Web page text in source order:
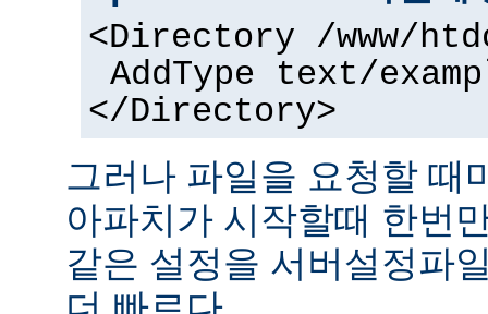
<Directory /www/
AddType text/
</Directory>
그러나 파일을 요청할 때
아파치가 시작할때 한번
같은 설정을 서버설정파